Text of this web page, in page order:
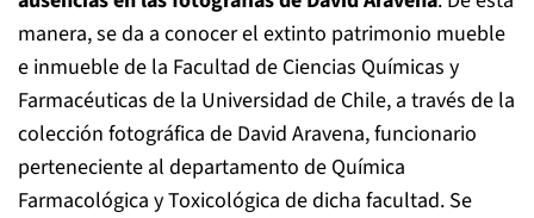
manera, seda a conocer el extinto patrimonio mueble
e inmueble de la Facultad de Ciencias Químicas y
Farmacéuticas de la Universidad de Chile, a través de la
colección fotográfica de David Aravena, funcionario
perteneciente al departamento de Química
Farmacológica y Toxicológica de dicha facultad. Se